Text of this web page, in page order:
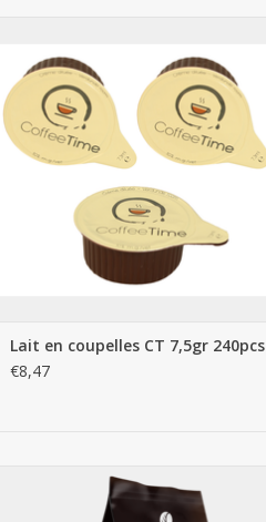
AJOUTER AU PANIER
Lait en coupelles CT 7,5gr 240pcs
€8,47
Beyers Decaf 1kg grains de café
AJOUTER AU PANIER